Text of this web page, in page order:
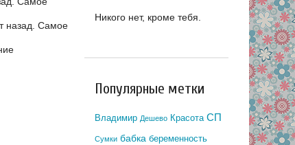
назад. Самое
Никого нет, кроме тебя.
Популярные метки
Владимир Дешево Красота СП
Сумки бабка беременность